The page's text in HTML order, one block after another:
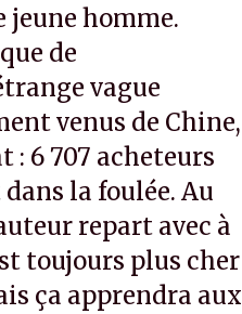
jeune homme.
de
vague
venus de Chine,
: 6 707 acheteurs
la foulée. Au
repart avec à
toujours plus cher
ça apprendra aux